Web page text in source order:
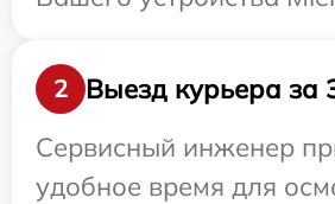
2
Выезд курьера за
Сервисный инженер
удобное время для